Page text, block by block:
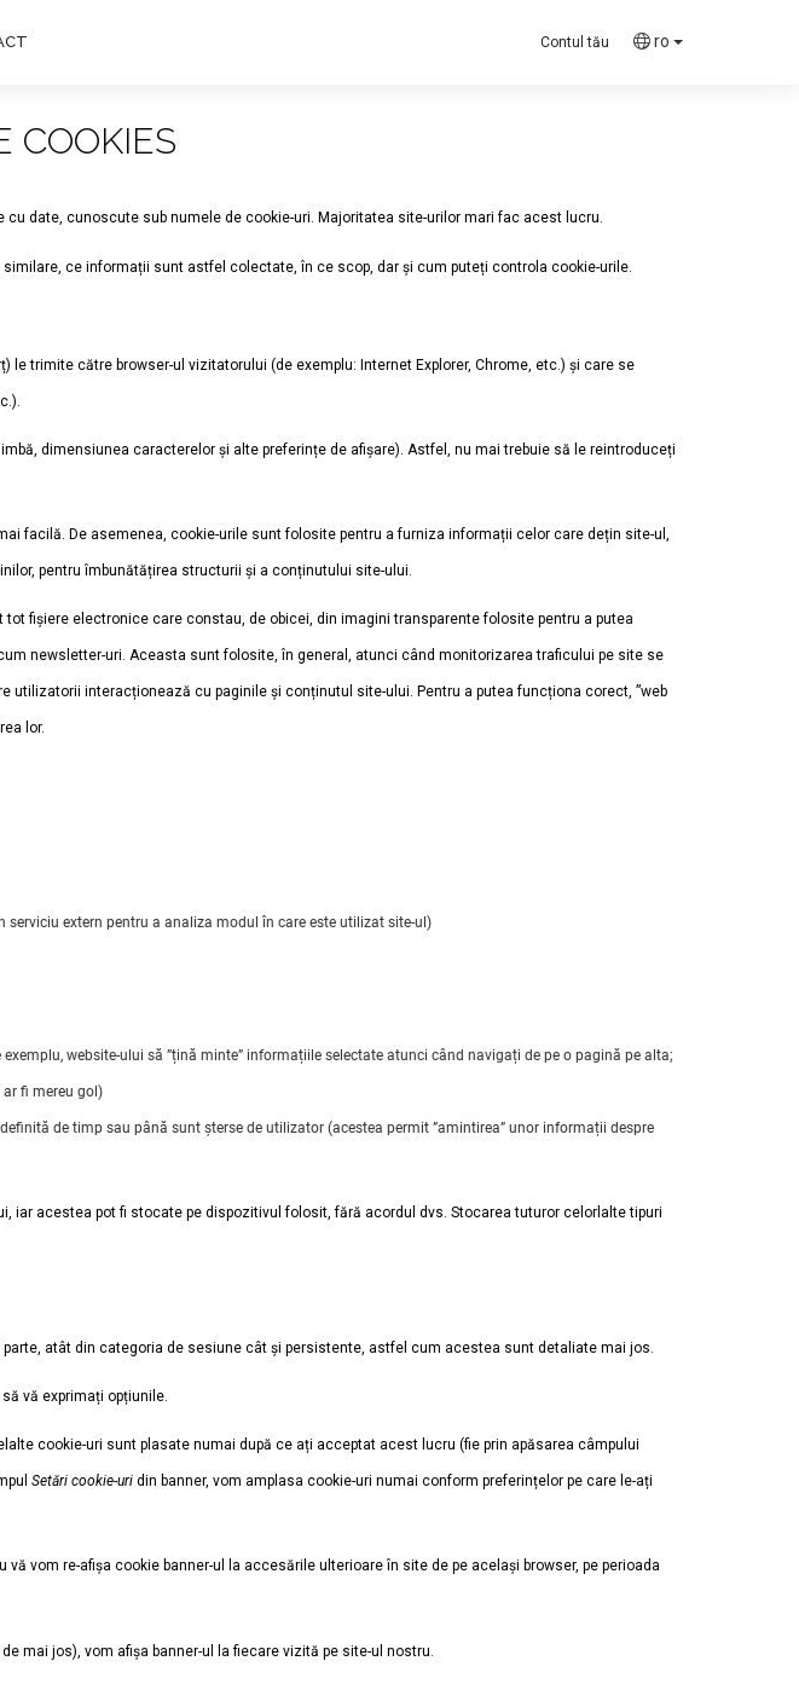
Contul tău ro
COOKIES
date, cunoscute sub numele de cookie-uri. Majoritatea site-urilor mari fac acest lucru.
ce informații sunt astfel colectate, în ce scop, dar și cum puteți controla cookie-urile.
trimite către browser-ul vizitatorului (de exemplu: Internet Explorer, Chrome, etc.) și care se
dimensiunea caracterelor și alte preferințe de afișare). Astfel, nu mai trebuie să le reintroduceți
facilă. De asemenea, cookie-urile sunt folosite pentru a furniza informații celor care dețin site-ul,
pentru îmbunătățirea structurii și a conținutului site-ului.
tot fișiere electronice care constau, de obicei, din imagini transparente folosite pentru a putea
newsletter-uri. Aceasta sunt folosite, în general, atunci când monitorizarea traficului pe site se
interacționează cu paginile și conținutul site-ului. Pentru a putea funcționa corect, ”web
lor.
extern pentru a analiza modul în care este utilizat site-ul)
website-ului să ”țină minte” informațiile selectate atunci când navigați de pe o pagină pe alta;
fi mereu gol)
de timp sau până sunt șterse de utilizator (acestea permit ”amintirea” unor informații despre
acestea pot fi stocate pe dispozitivul folosit, fără acordul dvs. Stocarea tuturor celorlalte tipuri
atât din categoria de sesiune cât și persistente, astfel cum acestea sunt detaliate mai jos.
vă exprimați opțiunile.
cookie-uri sunt plasate numai după ce ați acceptat acest lucru (fie prin apăsarea câmpului
Setări cookie-uri din banner, vom amplasa cookie-uri numai conform preferințelor pe care le-ați
vom re-afișa cookie banner-ul la accesările ulterioare în site de pe același browser, pe perioada
de mai jos), vom afișa banner-ul la fiecare vizită pe site-ul nostru.